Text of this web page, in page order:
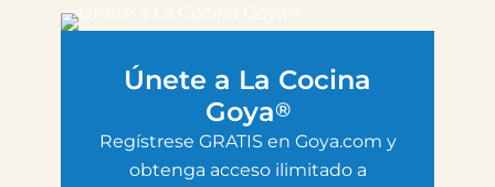
Únete a La Cocina
Goya®
Regístrese GRATIS en Goya.com y
obtenga acceso ilimitado a